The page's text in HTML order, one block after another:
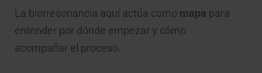
La biorresonancia aquí actúa como mapa para
entender por dónde empezar y cómo
acompañar el proceso.